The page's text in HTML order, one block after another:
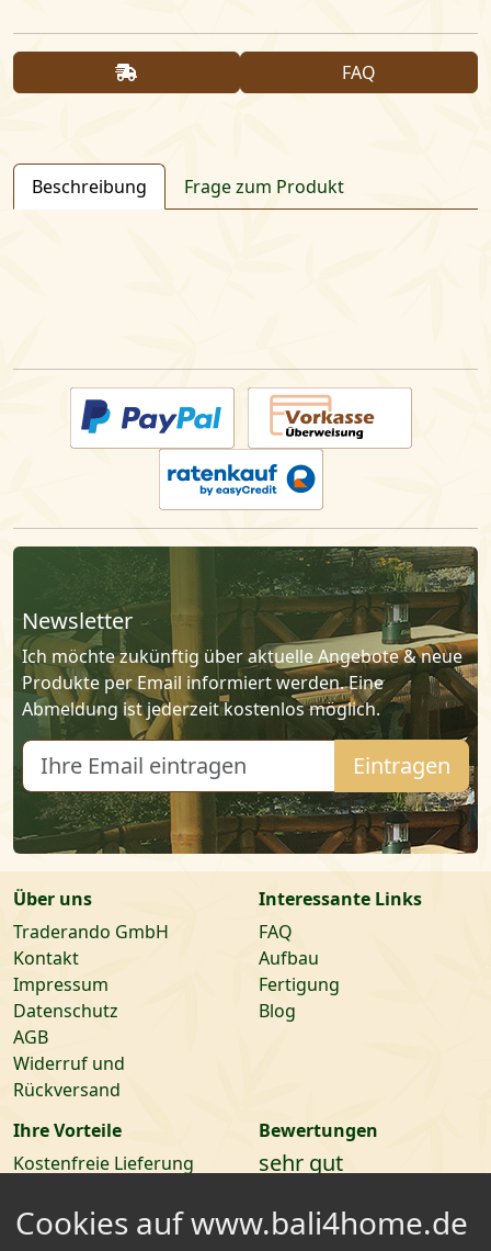
FAQ
Beschreibung Frage zum Produkt
Zahlarten
Newsletter
Ich möchte zukünftig über aktuelle Angebote & neue
Produkte per Email informiert werden. Eine
Abmeldung ist jederzeit kostenlos möglich.
E-Mail:
Eintragen
Über uns
Traderando GmbH
Kontakt
Impressum
Datenschutz
AGB
Widerruf und
Rückversand
Interessante Links
FAQ
Aufbau
Fertigung
Blog
Ihre Vorteile
Kostenfreie Lieferung
14 Tage Rückgaberecht
Ratenzahlung möglich
Bewertungen
sehr gut
Cookies auf www.bali4home.de